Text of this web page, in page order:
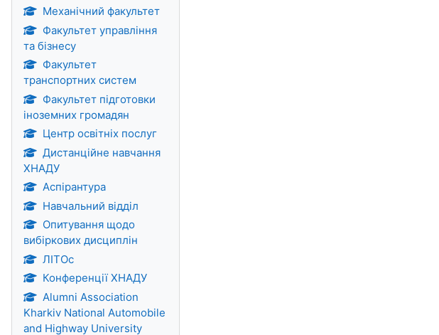
Механічний факультет
Факультет управління
та бізнесу
Факультет
транспортних систем
Факультет підготовки
іноземних громадян
Центр освітніх послуг
Дистанційне навчання
ХНАДУ
Аспірантура
Навчальний відділ
Опитування щодо
вибіркових дисциплін
ЛІТОс
Конференції ХНАДУ
Alumni Association
Kharkiv National Automobile
and Highway University